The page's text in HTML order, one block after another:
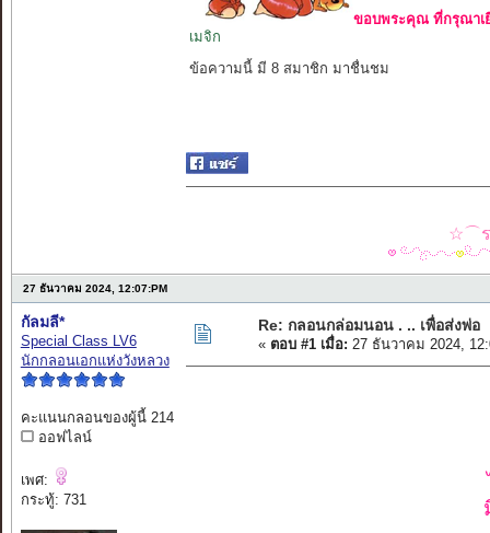
ขอบพระคุณ ที่กรุณาเ
เมจิก
ข้อความนี้ มี 8 สมาชิก มาชื่นชม
☆⌒ร
27 ธันวาคม 2024, 12:07:PM
กัลมลี*
Special Class LV6
นักกลอนเอกแห่งวังหลวง
คะแนนกลอนของผู้นี้ 214
ออฟไลน์
เพศ:
กระทู้: 731
Re: กลอนกล่อมนอน . .. เพื่อส่งพ่อ
« ตอบ #1 เมื่อ: 27 ธันวาคม 2024,